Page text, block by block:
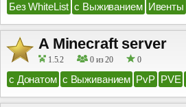
Без WhiteList с Выживанием Ивенты
A Minecraft server
1.5.2 0 из 20 0
с Донатом с Выживанием PvP PVE